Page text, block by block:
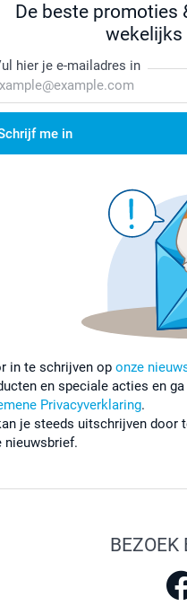
De beste promoties
wekelijks
hier je e-mailadres in
me in
in te schrijven op onze
en speciale acties en
Privacyverklaring.
je steeds uitschrijven door
nieuwsbrief.
BEZOEK